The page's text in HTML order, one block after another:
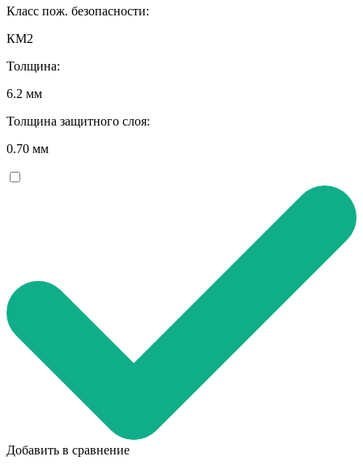
Класс пож. безопасности:
КМ2
Толщина:
6.2 мм
Толщина защитного слоя:
0.70 мм
Добавить в сравнение